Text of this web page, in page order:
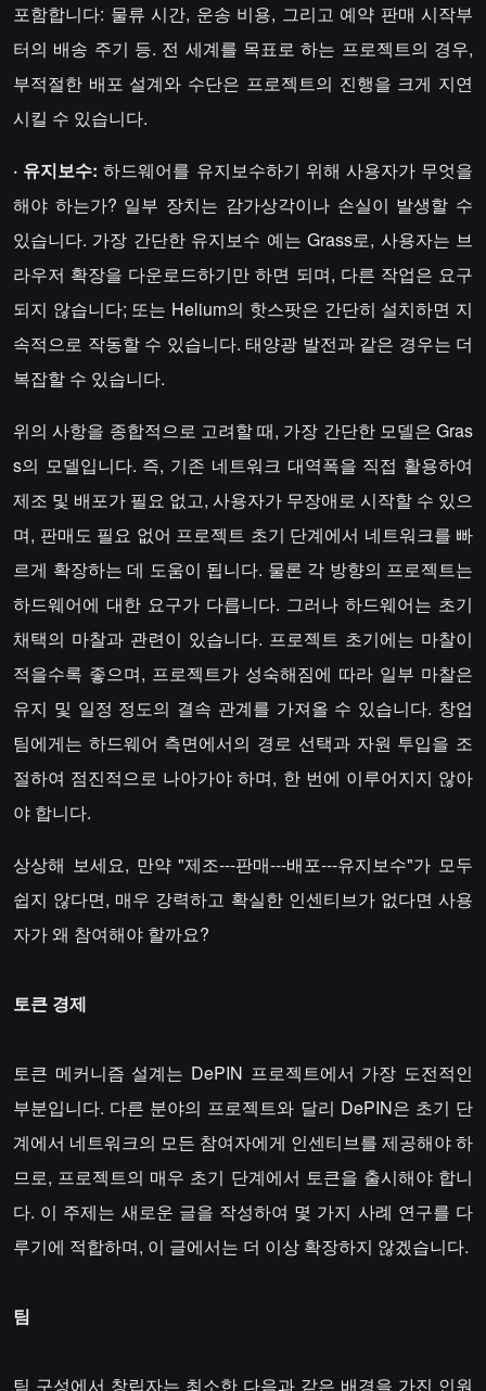
포함합니다: 물류 시간, 운송 비용, 그리고 예약 판매 시작부
터의 배송 주기 등. 전 세계를 목표로 하는 프로젝트의 경우,
부적절한 배포 설계와 수단은 프로젝트의 진행을 크게 지연
시킬 수 있습니다.
· 유지보수: 하드웨어를 유지보수하기 위해 사용자가 무엇을
해야 하는가? 일부 장치는 감가상각이나 손실이 발생할 수
있습니다. 가장 간단한 유지보수 예는 Grass로, 사용자는 브
라우저 확장을 다운로드하기만 하면 되며, 다른 작업은 요구
되지 않습니다; 또는 Helium의 핫스팟은 간단히 설치하면 지
속적으로 작동할 수 있습니다. 태양광 발전과 같은 경우는 더
복잡할 수 있습니다.
위의 사항을 종합적으로 고려할 때, 가장 간단한 모델은 Gras
s의 모델입니다. 즉, 기존 네트워크 대역폭을 직접 활용하여
제조 및 배포가 필요 없고, 사용자가 무장애로 시작할 수 있으
며, 판매도 필요 없어 프로젝트 초기 단계에서 네트워크를 빠
르게 확장하는 데 도움이 됩니다. 물론 각 방향의 프로젝트는
하드웨어에 대한 요구가 다릅니다. 그러나 하드웨어는 초기
채택의 마찰과 관련이 있습니다. 프로젝트 초기에는 마찰이
적을수록 좋으며, 프로젝트가 성숙해짐에 따라 일부 마찰은
유지 및 일정 정도의 결속 관계를 가져올 수 있습니다. 창업
팀에게는 하드웨어 측면에서의 경로 선택과 자원 투입을 조
절하여 점진적으로 나아가야 하며, 한 번에 이루어지지 않아
야 합니다.
상상해 보세요, 만약 "제조---판매---배포---유지보수"가 모두
쉽지 않다면, 매우 강력하고 확실한 인센티브가 없다면 사용
자가 왜 참여해야 할까요?
토큰 경제
토큰 메커니즘 설계는 DePIN 프로젝트에서 가장 도전적인
부분입니다. 다른 분야의 프로젝트와 달리 DePIN은 초기 단
계에서 네트워크의 모든 참여자에게 인센티브를 제공해야 하
므로, 프로젝트의 매우 초기 단계에서 토큰을 출시해야 합니
다. 이 주제는 새로운 글을 작성하여 몇 가지 사례 연구를 다
루기에 적합하며, 이 글에서는 더 이상 확장하지 않겠습니다.
팀
팀 구성에서 창립자는 최소한 다음과 같은 배경을 가진 인원